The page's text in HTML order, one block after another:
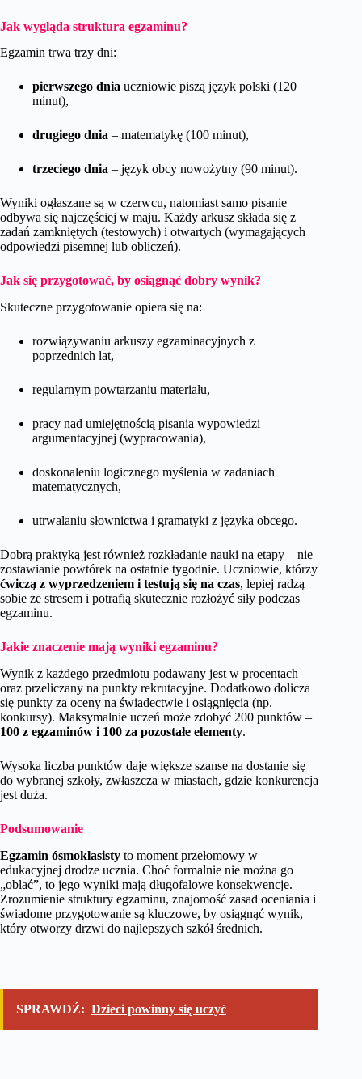
Jak wygląda struktura egzaminu?
Egzamin trwa trzy dni:
pierwszego dnia uczniowie piszą język polski (120
minut),
drugiego dnia – matematykę (100 minut),
trzeciego dnia – język obcy nowożytny (90 minut).
Wyniki ogłaszane są w czerwcu, natomiast samo pisanie
odbywa się najczęściej w maju. Każdy arkusz składa się z
zadań zamkniętych (testowych) i otwartych (wymagających
odpowiedzi pisemnej lub obliczeń).
Jak się przygotować, by osiągnąć dobry wynik?
Skuteczne przygotowanie opiera się na:
rozwiązywaniu arkuszy egzaminacyjnych z
poprzednich lat,
regularnym powtarzaniu materiału,
pracy nad umiejętnością pisania wypowiedzi
argumentacyjnej (wypracowania),
doskonaleniu logicznego myślenia w zadaniach
matematycznych,
utrwalaniu słownictwa i gramatyki z języka obcego.
Dobrą praktyką jest również rozkładanie nauki na etapy – nie
zostawianie powtórek na ostatnie tygodnie. Uczniowie, którzy
ćwiczą z wyprzedzeniem i testują się na czas, lepiej radzą
sobie ze stresem i potrafią skutecznie rozłożyć siły podczas
egzaminu.
Jakie znaczenie mają wyniki egzaminu?
Wynik z każdego przedmiotu podawany jest w procentach
oraz przeliczany na punkty rekrutacyjne. Dodatkowo dolicza
się punkty za oceny na świadectwie i osiągnięcia (np.
konkursy). Maksymalnie uczeń może zdobyć 200 punktów –
100 z egzaminów i 100 za pozostałe elementy.
Wysoka liczba punktów daje większe szanse na dostanie się
do wybranej szkoły, zwłaszcza w miastach, gdzie konkurencja
jest duża.
Podsumowanie
Egzamin ósmoklasisty to moment przełomowy w
edukacyjnej drodze ucznia. Choć formalnie nie można go
„oblać”, to jego wyniki mają długofalowe konsekwencje.
Zrozumienie struktury egzaminu, znajomość zasad oceniania i
świadome przygotowanie są kluczowe, by osiągnąć wynik,
który otworzy drzwi do najlepszych szkół średnich.
SPRAWDŹ: Dzieci powinny się uczyć